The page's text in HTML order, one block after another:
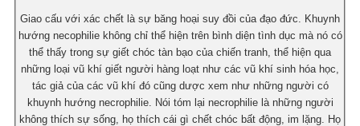
Giao cấu với xác chết là sự băng hoại suy đồi của đạo đức. Khuynh
hướng necophilie không chỉ thể hiện trên bình diện tình dục mà nó có
thể thấy trong sự giết chóc tàn bạo của chiến tranh, thể hiện qua
những loại vũ khí giết người hàng loạt như các vũ khí sinh hóa học,
tác giả của các vũ khí đó cũng dược xem như những người có
khuynh hướng necrophilie. Nói tóm lại necrophilie là những người
không thích sự sống, họ thích cái gì chết chóc bất động, im lặng. Họ